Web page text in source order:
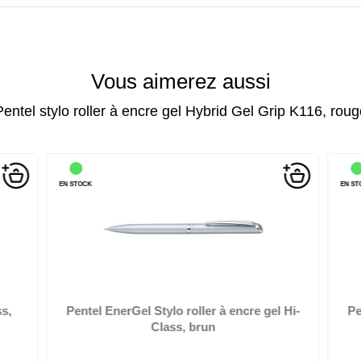
Vous aimerez aussi
stylo roller à encre gel Hybrid Gel Grip K116,
Pentel EnerGel Stylo roller à encre gel Hi-
Class, brun
EN STOCK
largeur de tracé: 0,35 mm, couleur de tracé: noir, corps,
EN